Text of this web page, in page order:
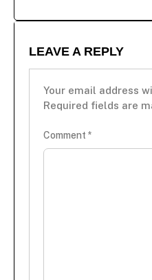
LEAVE A REPLY
Your email address
Required fields are
Comment *